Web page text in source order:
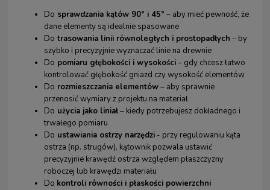
Do sprawdzania kątów 90° i 45° – aby mieć pewność, że
dane elementy są idealnie spasowane
Do trasowania linii równoległych i prostopadłych – by
szybko i precyzyjnie wyznaczać linie na drewnie
Do pomiaru głębokości i wysokości– gdy chcesz łatwo
kontrolować głębokość gniazd czy wysokość elementów
Do rozmieszczania elementów– aby sprawnie
przenosić wymiary z projektu na materiał
Do użycia jako liniał– kiedy potrzebujesz dokładnego i
trwałego pomiaru
Do ustawiania ostrzy narzędzi - przy regulowaniu kąta
ostrza (np. strugów), kątownik pozwala ustawić
precyzyjnie krawędź ostrza względem płaszczyzny
roboczej lub krawędzi materiału
Do kontroli równości i płaskości powierzchni